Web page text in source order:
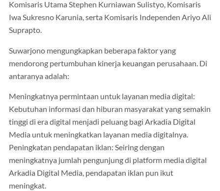
Komisaris Utama Stephen Kurniawan Sulistyo, Komisaris
Iwa Sukresno Karunia, serta Komisaris Independen Ariyo Ali
Suprapto.
Suwarjono mengungkapkan beberapa faktor yang
mendorong pertumbuhan kinerja keuangan perusahaan. Di
antaranya adalah:
Meningkatnya permintaan untuk layanan media digital:
Kebutuhan informasi dan hiburan masyarakat yang semakin
tinggi di era digital menjadi peluang bagi Arkadia Digital
Media untuk meningkatkan layanan media digitalnya.
Peningkatan pendapatan iklan: Seiring dengan
meningkatnya jumlah pengunjung di platform media digital
Arkadia Digital Media, pendapatan iklan pun ikut
meningkat.